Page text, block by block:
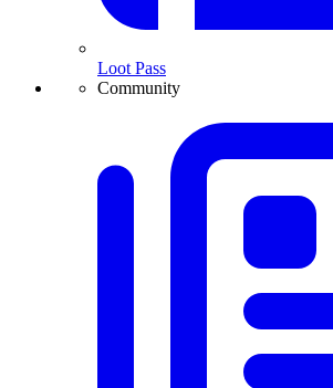
Loot Pass
Community